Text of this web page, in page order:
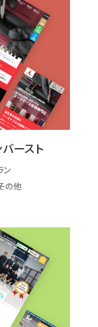
ースト
ン
の他